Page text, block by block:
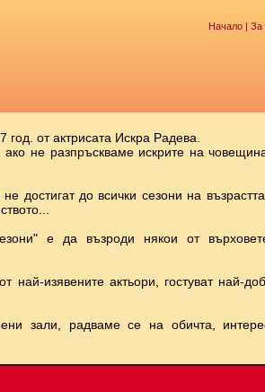
Начало | За
от актрисата Искра Радева.
не разпръскваме искрите на
достигат до всички сезони на
е да възроди някои от
изявените актьори, гостуват най-
зали, радваме се на обичта,